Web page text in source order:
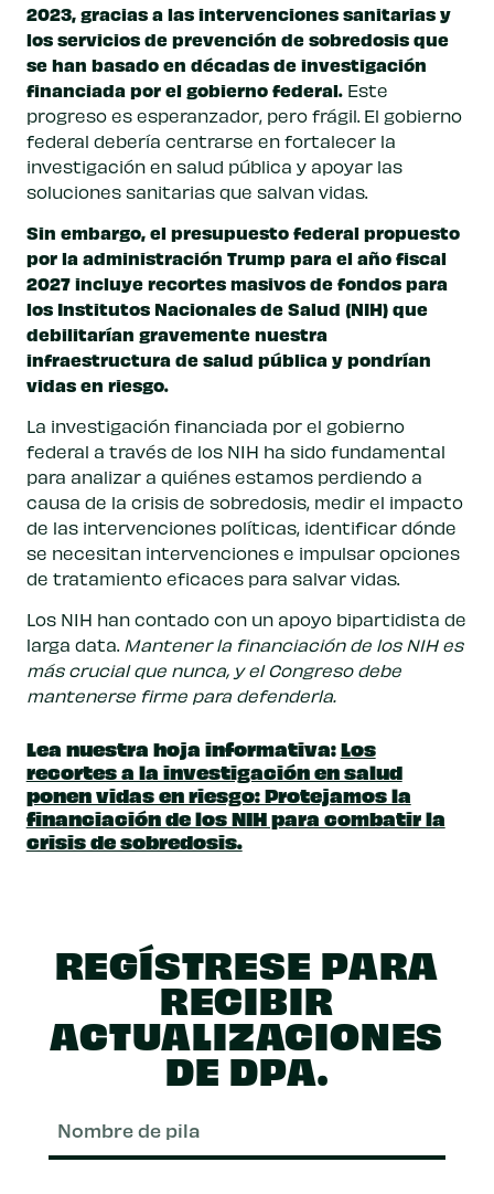
2023, gracias a las intervenciones sanitarias y
los servicios de prevención de sobredosis que
se han basado en décadas de investigación
financiada por el gobierno federal. Este
progreso es esperanzador, pero frágil. El gobierno
federal debería centrarse en fortalecer la
investigación en salud pública y apoyar las
soluciones sanitarias que salvan vidas.
Sin embargo, el presupuesto federal propuesto
por la administración Trump para el año fiscal
2027 incluye recortes masivos de fondos para
los Institutos Nacionales de Salud (NIH) que
debilitarían gravemente nuestra
infraestructura de salud pública y pondrían
vidas en riesgo.
La investigación financiada por el gobierno
federal a través de los NIH ha sido fundamental
para analizar a quiénes estamos perdiendo a
causa de la crisis de sobredosis, medir el impacto
de las intervenciones políticas, identificar dónde
se necesitan intervenciones e impulsar opciones
de tratamiento eficaces para salvar vidas.
Los NIH han contado con un apoyo bipartidista de
larga data. Mantener la financiación de los NIH es
más crucial que nunca, y el Congreso debe
mantenerse firme para defenderla.
Lea nuestra hoja informativa:Los
recortes a la investigación en salud
ponen vidas en riesgo: Protejamos la
financiación de los NIH para combatir la
crisis de sobredosis.
REGÍSTRESE PARA
RECIBIR
ACTUALIZACIONES
DE DPA.